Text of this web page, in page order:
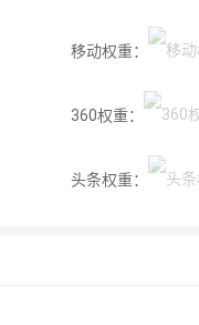
移动权重：
360权重：
头条权重：